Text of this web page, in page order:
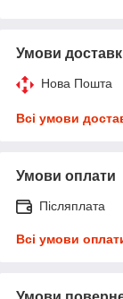
Умови
Нова Пошта
Всі умови
Умови оплати
Післяплата
Всі умови